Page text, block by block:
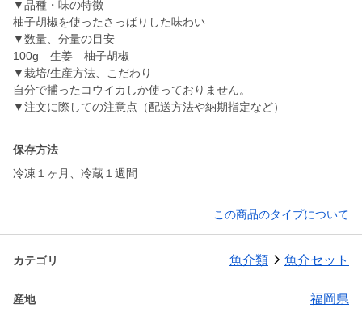
▼品種・味の特徴
柚子胡椒を使ったさっぱりした味わい
▼数量、分量の目安
100g 生姜 柚子胡椒
▼栽培/生産方法、こだわり
自分で捕ったコウイカしか使っておりません。
▼注文に際しての注意点（配送方法や納期指定など）
保存方法
冷凍１ヶ月、冷蔵１週間
この商品のタイプについて
カテゴリ 魚介類 魚介セット
産地 福岡県